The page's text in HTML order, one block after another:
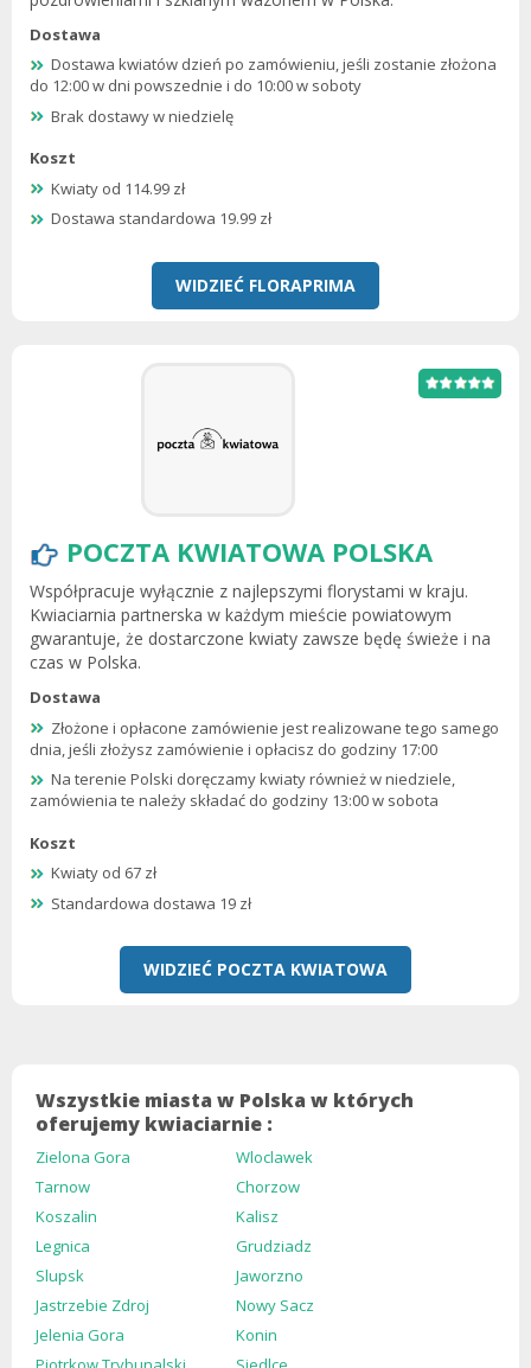
Dostawa
Dostawa kwiatów dzień po zamówieniu, jeśli zostanie złożona
do 12:00 w dni powszednie i do 10:00 w soboty
Brak dostawy w niedzielę
Koszt
Kwiaty od 114.99 zł
Dostawa standardowa 19.99 zł
WIDZIEĆ FLORAPRIMA
POCZTA KWIATOWA POLSKA
Współpracuje wyłącznie z najlepszymi florystami w kraju.
Kwiaciarnia partnerska w każdym mieście powiatowym
gwarantuje, że dostarczone kwiaty zawsze będę świeże i na
czas w Polska.
Dostawa
Złożone i opłacone zamówienie jest realizowane tego samego
dnia, jeśli złożysz zamówienie i opłacisz do godziny 17:00
Na terenie Polski doręczamy kwiaty również w niedziele,
zamówienia te należy składać do godziny 13:00 w sobota
Koszt
Kwiaty od 67 zł
Standardowa dostawa 19 zł
WIDZIEĆ POCZTA KWIATOWA
Wszystkie miasta w Polska w których
oferujemy kwiaciarnie :
Zielona Gora
Wloclawek
Tarnow
Chorzow
Koszalin
Kalisz
Legnica
Grudziadz
Slupsk
Jaworzno
Jastrzebie Zdroj
Nowy Sacz
Jelenia Gora
Konin